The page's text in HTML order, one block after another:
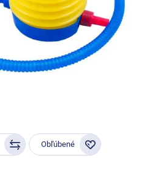
Obľúbené